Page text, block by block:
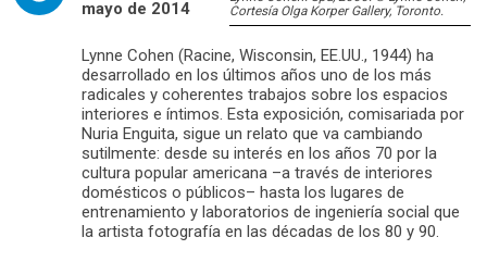
Cortesía Olga Korper Gallery, Toronto.
mayo de 2014
Lynne Cohen (Racine, Wisconsin, EE.UU., 1944) ha
desarrollado en los últimos años uno de los más
radicales y coherentes trabajos sobre los espacios
interiores e íntimos. Esta exposición, comisariada por
Nuria Enguita, sigue un relato que va cambiando
sutilmente: desde su interés en los años 70 por la
cultura popular americana –a través de interiores
domésticos o públicos– hasta los lugares de
entrenamiento y laboratorios de ingeniería social que
la artista fotografía en las décadas de los 80 y 90.